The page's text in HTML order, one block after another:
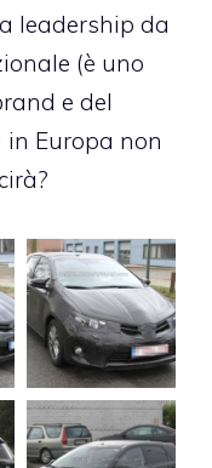
leadership da
(è uno
e del
in Europa non